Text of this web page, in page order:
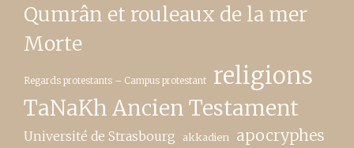
Qumrân et rouleaux de la mer
Morte
Regards protestants – Campus protestant religions
TaNaKh Ancien Testament
Université de Strasbourg akkadien apocryphes